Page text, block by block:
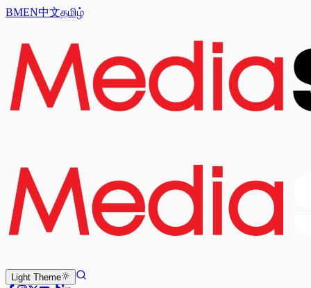
BMEN中文தமிழ்
Light Theme